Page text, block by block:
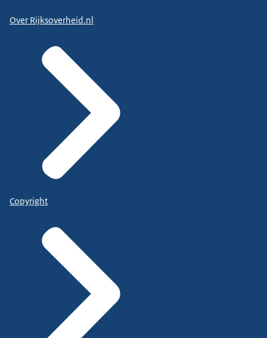
Over Rijksoverheid.nl
Copyright